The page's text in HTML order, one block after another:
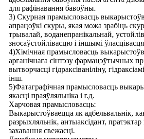
для рафінавання бавоўны.
3) Скурная прамысловасць
апрацоўкі скуры, якая можа зрабіць
трывалай, воданепранікальнай,
зносаўстойлівасцю і іншымі
4)Хімічная прамысловасць
арганічнага сінтэзу фармацэўтычных
вытворчасці гідраксіваніліну,
інш.
5)Фатаграфічная прамысловасць
якасці праяўляльніка і г.д.
Харчовая прамысловасць:
Выкарыстоўваецца як адбельвальнік,
разрыхляльнік, антыаксідант, пратэктар
захавання свежасці.